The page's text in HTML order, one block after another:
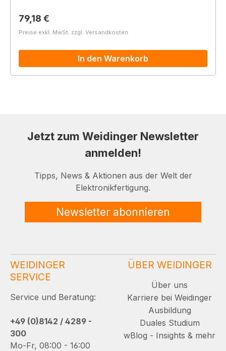
Regulärer Preis:
79,18 €
Preise exkl. MwSt. zzgl. Versandkosten
In den Warenkorb
Jetzt zum Weidinger Newsletter
anmelden!
Tipps, News & Aktionen aus der Welt der
Elektronikfertigung.
Newsletter abonnieren
WEIDINGER
SERVICE
Service und Beratung:
+49 (0)8142 / 4289 -
300
Mo-Fr, 08:00 - 16:00
ÜBER WEIDINGER
Über uns
Karriere bei Weidinger
Ausbildung
Duales Studium
wBlog - Insights & mehr